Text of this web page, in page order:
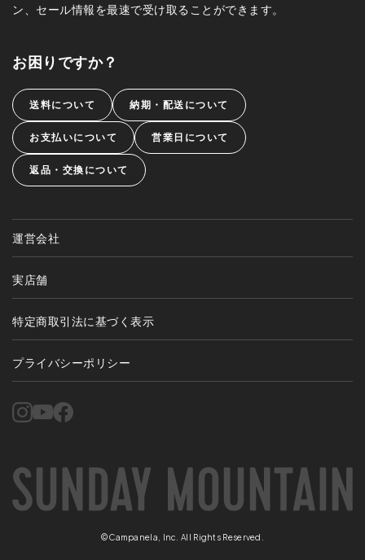
ン、セール情報を最速で受け取ることができます。
お困りですか？
送料について 納期・配送について
お支払いについて 営業日について
返品・交換について
運営会社
実店舗
特定商取引法に基づく表示
プライバシーポリシー
©Campanela, Inc. All Rights Reserved.